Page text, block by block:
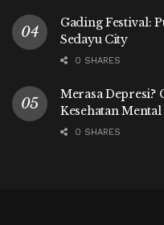
Gading Festival:
Sedayu City
0 SHARES
Merasa Depresi?
Kesehatan
0 SHARES